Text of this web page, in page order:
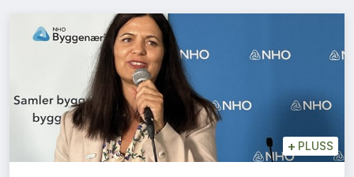
Eiendom
+ PLUSS